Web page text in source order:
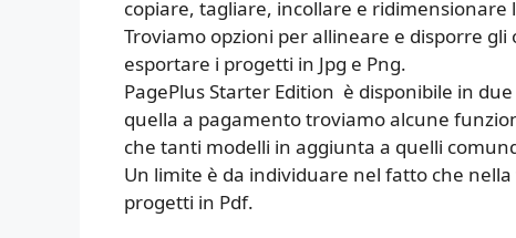
copiare, tagliare, incollare e ridimensionare
Troviamo opzioni per allineare e disporre
esportare i progetti in Jpg e Png.
PagePlus Starter Edition è disponibile in
quella a pagamento troviamo alcune
che tanti modelli in aggiunta a quelli
Un limite è da individuare nel fatto che
progetti in Pdf.